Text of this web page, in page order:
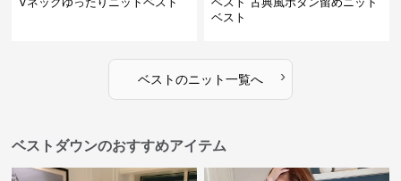
ベスト
ベストのニット一覧へ ›
ベストダウンのおすすめアイテム